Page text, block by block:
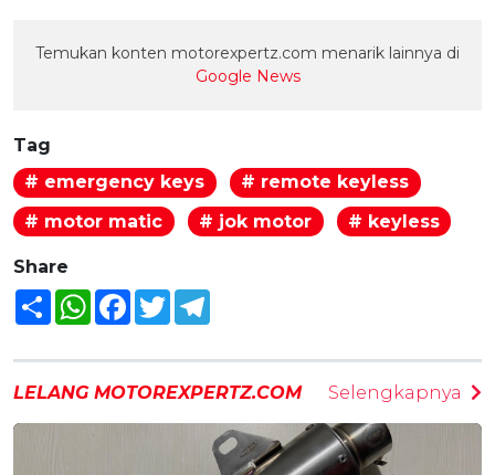
Temukan konten motorexpertz.com menarik lainnya di
Google News
Tag
# emergency keys
# remote keyless
# motor matic
# jok motor # keyless
Share
Share WhatsAppFacebook
Twitter
LELANG MOTOREXPERTZ.COM Selengkapnya